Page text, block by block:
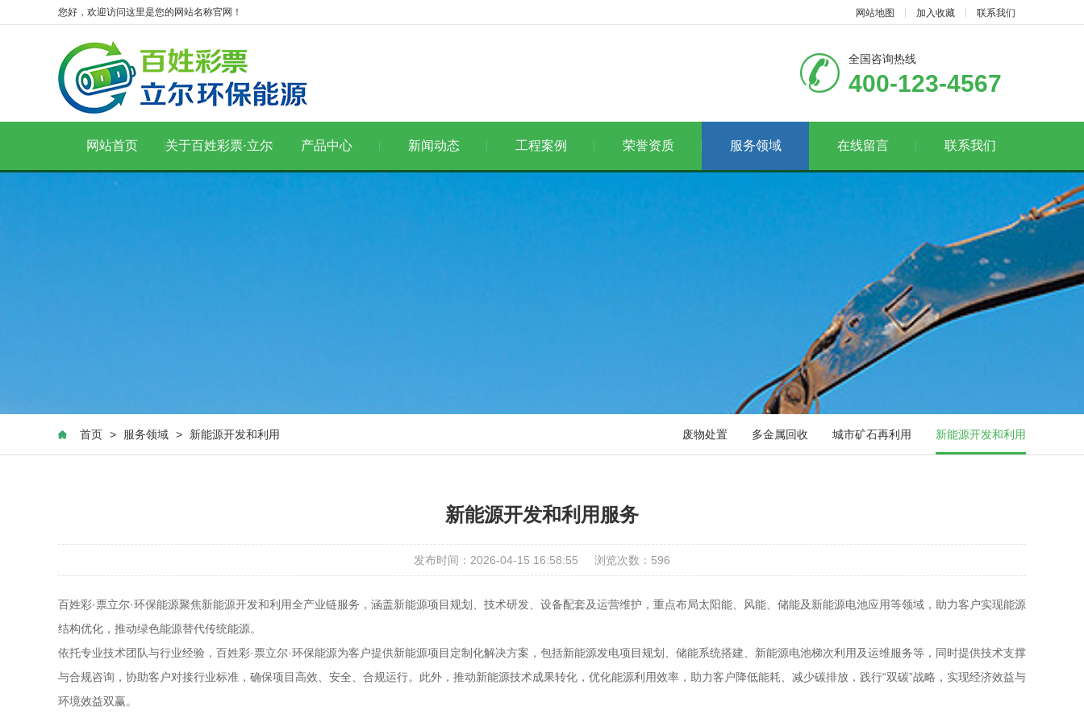
您好，欢迎访问这里是您的网站名称官网！ 网站地图 加入收藏 联系我们
全国咨询热线
400-123-4567
网站首页 关于百姓彩票·立尔 产品中心 新闻动态 工程案例 荣誉资质 服务领域 在线留言 联系我们
首页 > 服务领域 > 新能源开发和利用 废物处置 多金属回收 城市矿石再利用 新能源开发和利用
新能源开发和利用服务
发布时间：2026-04-15 16:58:55 浏览次数： 596
百姓彩·票立尔·环保能源聚焦新能源开发和利用全产业链服务，涵盖新能源项目规划、技术研发、设备配套及运营维护，重点布局太阳能、风能、储能及新能源电池应用等领域，助力客户实现能源
结构优化，推动绿色能源替代传统能源。
依托专业技术团队与行业经验，百姓彩·票立尔·环保能源为客户提供新能源项目定制化解决方案，包括新能源发电项目规划、储能系统搭建、新能源电池梯次利用及运维服务等，同时提供技术支撑
与合规咨询，协助客户对接行业标准，确保项目高效、安全、合规运行。此外，推动新能源技术成果转化，优化能源利用效率，助力客户降低能耗、减少碳排放，践行“双碳”战略，实现经济效益与
环境效益双赢。